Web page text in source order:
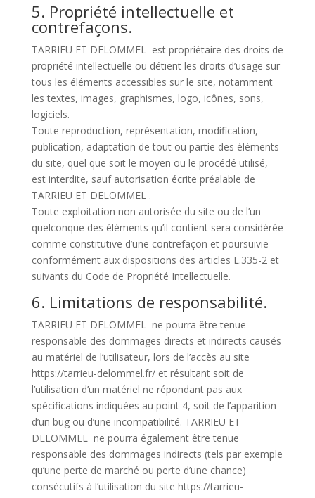
5. Propriété intellectuelle et
contrefaçons.
TARRIEU ET DELOMMEL est propriétaire des droits de
propriété intellectuelle ou détient les droits d’usage sur
tous les éléments accessibles sur le site, notamment
les textes, images, graphismes, logo, icônes, sons,
logiciels.
Toute reproduction, représentation, modification,
publication, adaptation de tout ou partie des éléments
du site, quel que soit le moyen ou le procédé utilisé,
est interdite, sauf autorisation écrite préalable de
TARRIEU ET DELOMMEL .
Toute exploitation non autorisée du site ou de l’un
quelconque des éléments qu’il contient sera considérée
comme constitutive d’une contrefaçon et poursuivie
conformément aux dispositions des articles L.335-2 et
suivants du Code de Propriété Intellectuelle.
6. Limitations de responsabilité.
TARRIEU ET DELOMMEL ne pourra être tenue
responsable des dommages directs et indirects causés
au matériel de l’utilisateur, lors de l’accès au site
https://tarrieu-delommel.fr/ et résultant soit de
l’utilisation d’un matériel ne répondant pas aux
spécifications indiquées au point 4, soit de l’apparition
d’un bug ou d’une incompatibilité. TARRIEU ET
DELOMMEL ne pourra également être tenue
responsable des dommages indirects (tels par exemple
qu’une perte de marché ou perte d’une chance)
consécutifs à l’utilisation du site https://tarrieu-